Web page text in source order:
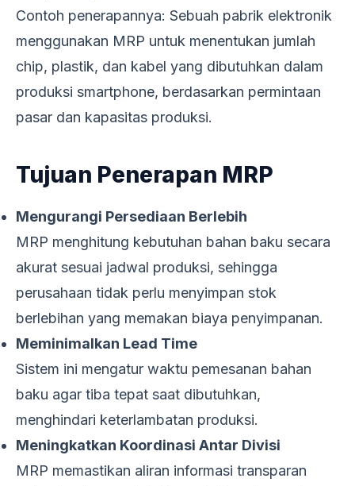
Contoh penerapannya: Sebuah pabrik elektronik
menggunakan MRP untuk menentukan jumlah
chip, plastik, dan kabel yang dibutuhkan dalam
produksi smartphone, berdasarkan permintaan
pasar dan kapasitas produksi.
Tujuan Penerapan MRP
Mengurangi Persediaan Berlebih
MRP menghitung kebutuhan bahan baku secara
akurat sesuai jadwal produksi, sehingga
perusahaan tidak perlu menyimpan stok
berlebihan yang memakan biaya penyimpanan.
Meminimalkan Lead Time
Sistem ini mengatur waktu pemesanan bahan
baku agar tiba tepat saat dibutuhkan,
menghindari keterlambatan produksi.
Meningkatkan Koordinasi Antar Divisi
MRP memastikan aliran informasi transparan